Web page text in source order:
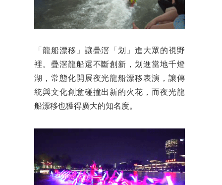
「龍船漂移」讓疊滘「划」進大眾的視野
裡。疊滘龍船還不斷創新，划進當地千燈
湖，常態化開展夜光龍船漂移表演，讓傳
統與文化創意碰撞出新的火花，而夜光龍
船漂移也獲得廣大的知名度。